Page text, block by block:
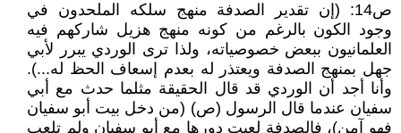
ص14: (إن تقدير الصدفة منهج سلكه الملحدون في
وجود الكون بالرغم من كونه منهج هزيل شاركهم فيه
العلمانيون ببعض خصوصياته، ولذا ترى الوردي يبرر لأبي
جهل بمنهج الصدفة ويعتذر له بعدم إسعاف الحظ له...).
وأنا أجد أن الوردي قد قال الحقيقة مثلما حدث مع أبي
سفيان عندما قال الرسول (ص) (من دخل بيت أبو سفيان
فهو آمن)، فالصدفة لعبت دورها مع أبو سفيان ولم تلعب